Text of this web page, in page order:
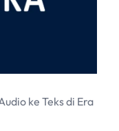
ke Teks di Era